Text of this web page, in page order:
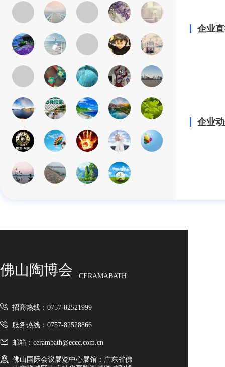
企业
企业
佛山陶博会 CERAMABATH
招商热线：0757-82521999
服务热线：0757-82528866
邮箱：cerambath@eccc.com.cn
佛山国际会议展览中心展馆：广东省佛